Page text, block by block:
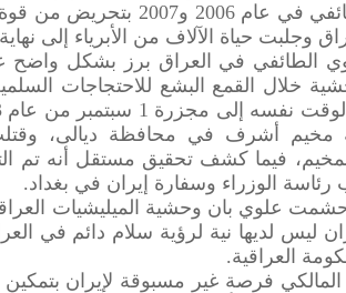
شيء جديد، بالحريق الطائفي في عام
وجلبت حياة الآلاف من الأبرياء إلى
الطائفي في العراق برز بشكل واضح
خلال القمع البشع للاحتجاجات
المخيم، فيما كشف تحقيق مستقل أنه تم
رئاسة الوزراء وسفارة إيران في بغداد.
علوي بان وحشية الميليشيات العراقية
ليس لديها نية لرؤية سلام دائم في
العراقية.
فرصة غير مسبوقة لإيران بتمكين